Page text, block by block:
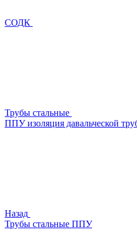
СОДК
Трубы стальные
ППУ изоляция давальческой
Назад
Трубы стальные ППУ